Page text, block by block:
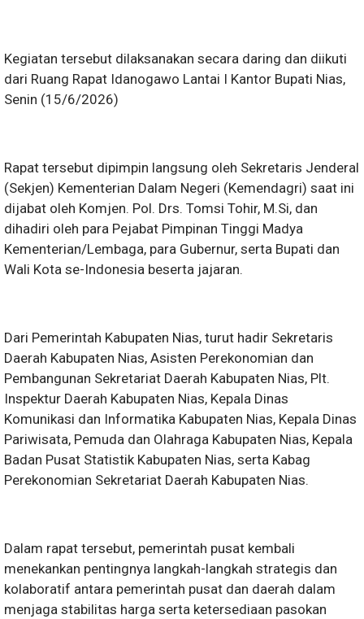
Kegiatan tersebut dilaksanakan secara daring dan diikuti
dari Ruang Rapat Idanogawo Lantai I Kantor Bupati Nias,
Senin (15/6/2026)
Rapat tersebut dipimpin langsung oleh Sekretaris Jenderal
(Sekjen) Kementerian Dalam Negeri (Kemendagri) saat ini
dijabat oleh Komjen. Pol. Drs. Tomsi Tohir, M.Si, dan
dihadiri oleh para Pejabat Pimpinan Tinggi Madya
Kementerian/Lembaga, para Gubernur, serta Bupati dan
Wali Kota se-Indonesia beserta jajaran.
Dari Pemerintah Kabupaten Nias, turut hadir Sekretaris
Daerah Kabupaten Nias, Asisten Perekonomian dan
Pembangunan Sekretariat Daerah Kabupaten Nias, Plt.
Inspektur Daerah Kabupaten Nias, Kepala Dinas
Komunikasi dan Informatika Kabupaten Nias, Kepala Dinas
Pariwisata, Pemuda dan Olahraga Kabupaten Nias, Kepala
Badan Pusat Statistik Kabupaten Nias, serta Kabag
Perekonomian Sekretariat Daerah Kabupaten Nias.
Dalam rapat tersebut, pemerintah pusat kembali
menekankan pentingnya langkah-langkah strategis dan
kolaboratif antara pemerintah pusat dan daerah dalam
menjaga stabilitas harga serta ketersediaan pasokan